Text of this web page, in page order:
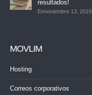
resultados!
Ennoviembre 13, 2019
MOVLIM
Hosting
Correos corporativos